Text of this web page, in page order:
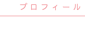
プロフィール